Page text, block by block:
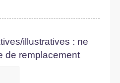
illustratives : ne
de remplacement